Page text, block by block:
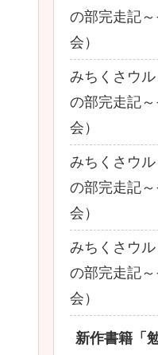
の部完走記
会）
みちくさウ
の部完走記
会）
みちくさウ
の部完走記
会）
みちくさウ
の部完走記
会）
新作書籍「